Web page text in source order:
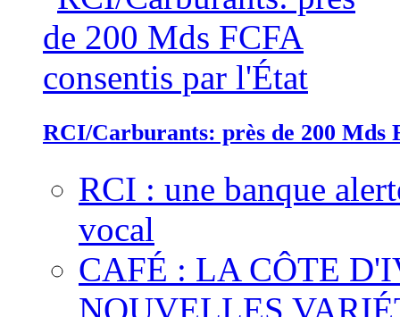
RCI/Carburants: près de 200 Mds
RCI : une banque
vocal
CAFÉ : LA CÔTE